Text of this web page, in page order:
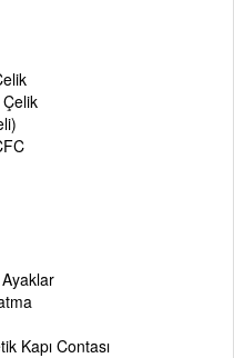
Kapı Contası